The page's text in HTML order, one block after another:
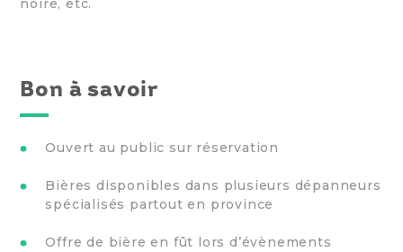
noire, etc.
Bon à savoir
Ouvert au public sur réservation
Bières disponibles dans plusieurs dépanneurs
spécialisés partout en province
Offre de bière en fût lors d’évènements